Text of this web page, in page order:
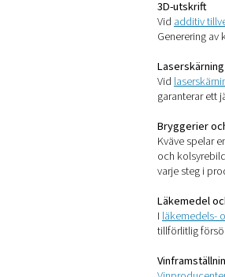
3.
4.
Till
5.
eller